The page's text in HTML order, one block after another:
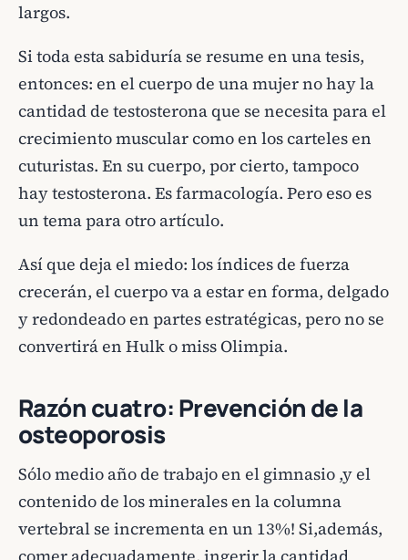
largos.
Si toda esta sabiduría se resume en una tesis,
entonces: en el cuerpo de una mujer no hay la
cantidad de testosterona que se necesita para el
crecimiento muscular como en los carteles en
cuturistas. En su cuerpo, por cierto, tampoco
hay testosterona. Es farmacología. Pero eso es
un tema para otro artículo.
Así que deja el miedo: los índices de fuerza
crecerán, el cuerpo va a estar en forma, delgado
y redondeado en partes estratégicas, pero no se
convertirá en Hulk o miss Olimpia.
Razón cuatro: Prevención de la
osteoporosis
Sólo medio año de trabajo en el gimnasio ,y el
contenido de los minerales en la columna
vertebral se incrementa en un 13%! Si,además,